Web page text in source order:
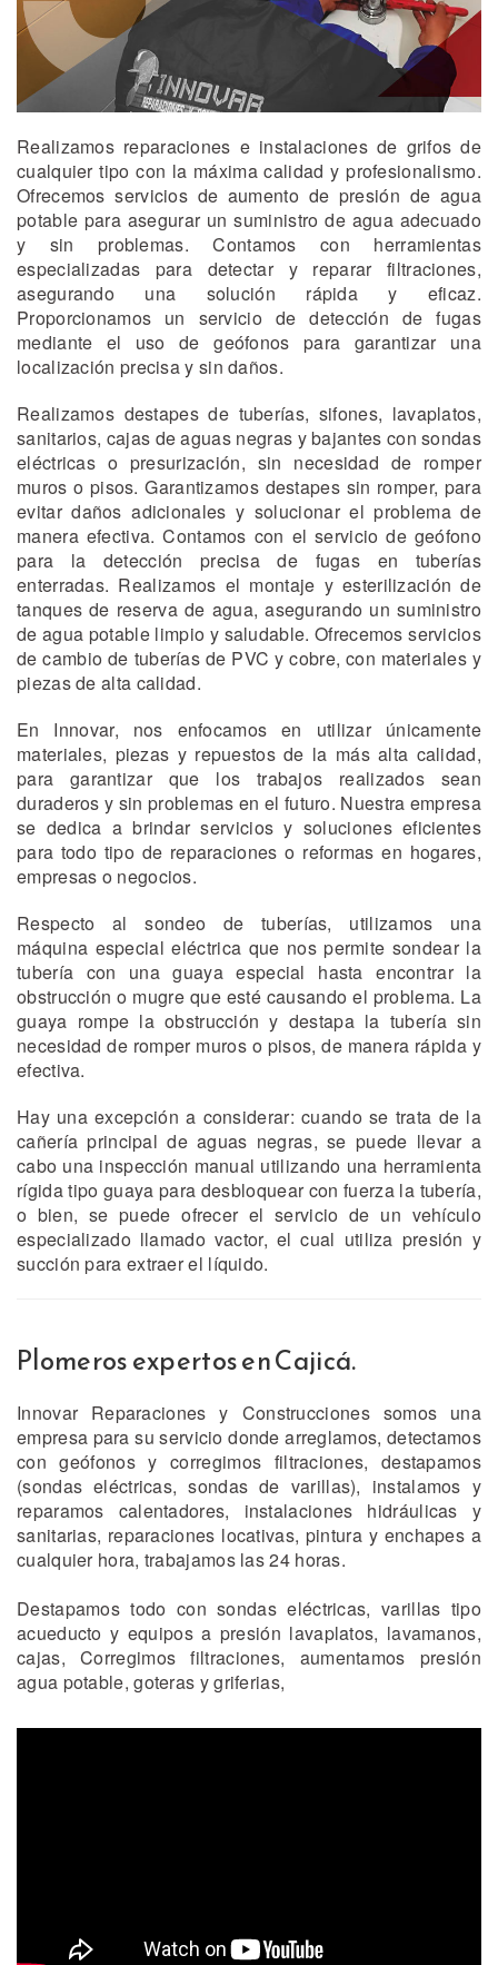
Realizamos reparaciones e instalaciones de grifos de
cualquier tipo con la máxima calidad y profesionalismo.
Ofrecemos servicios de aumento de presión de agua
potable para asegurar un suministro de agua adecuado
y sin problemas. Contamos con herramientas
especializadas para detectar y reparar filtraciones,
asegurando una solución rápida y eficaz.
Proporcionamos un servicio de detección de fugas
mediante el uso de geófonos para garantizar una
localización precisa y sin daños.
Realizamos destapes de tuberías, sifones, lavaplatos,
sanitarios, cajas de aguas negras y bajantes con sondas
eléctricas o presurización, sin necesidad de romper
muros o pisos. Garantizamos destapes sin romper, para
evitar daños adicionales y solucionar el problema de
manera efectiva. Contamos con el servicio de geófono
para la detección precisa de fugas en tuberías
enterradas. Realizamos el montaje y esterilización de
tanques de reserva de agua, asegurando un suministro
de agua potable limpio y saludable. Ofrecemos servicios
de cambio de tuberías de PVC y cobre, con materiales y
piezas de alta calidad.
En Innovar, nos enfocamos en utilizar únicamente
materiales, piezas y repuestos de la más alta calidad,
para garantizar que los trabajos realizados sean
duraderos y sin problemas en el futuro. Nuestra empresa
se dedica a brindar servicios y soluciones eficientes
para todo tipo de reparaciones o reformas en hogares,
empresas o negocios.
Respecto al sondeo de tuberías, utilizamos una
máquina especial eléctrica que nos permite sondear la
tubería con una guaya especial hasta encontrar la
obstrucción o mugre que esté causando el problema. La
guaya rompe la obstrucción y destapa la tubería sin
necesidad de romper muros o pisos, de manera rápida y
efectiva.
Hay una excepción a considerar: cuando se trata de la
cañería principal de aguas negras, se puede llevar a
cabo una inspección manual utilizando una herramienta
rígida tipo guaya para desbloquear con fuerza la tubería,
o bien, se puede ofrecer el servicio de un vehículo
especializado llamado vactor, el cual utiliza presión y
succión para extraer el líquido.
Plomeros expertos en Cajicá.
Innovar Reparaciones y Construcciones somos una
empresa para su servicio donde arreglamos, detectamos
con geófonos y corregimos filtraciones, destapamos
(sondas eléctricas, sondas de varillas), instalamos y
reparamos calentadores, instalaciones hidráulicas y
sanitarias, reparaciones locativas, pintura y enchapes a
cualquier hora, trabajamos las 24 horas.
Destapamos todo con sondas eléctricas, varillas tipo
acueducto y equipos a presión lavaplatos, lavamanos,
cajas, Corregimos filtraciones, aumentamos presión
agua potable, goteras y griferias,